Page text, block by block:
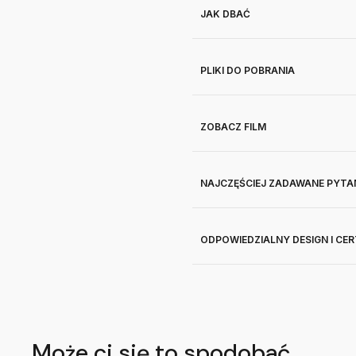
JAK DBAĆ
PLIKI DO POBRANIA
ZOBACZ FILM
NAJCZĘŚCIEJ ZADAWANE
ODPOWIEDZIALNY DESIGN I